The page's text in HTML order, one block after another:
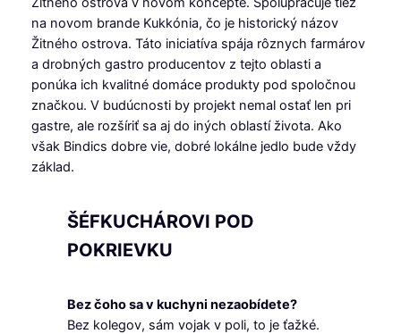
na novom brande Kukkónia, čo je historický názov
Žitného ostrova. Táto iniciatíva spája rôznych farmárov
a drobných gastro producentov z tejto oblasti a
ponúka ich kvalitné domáce produkty pod spoločnou
značkou. V budúcnosti by projekt nemal ostať len pri
gastre, ale rozšíriť sa aj do iných oblastí života. Ako
však Bindics dobre vie, dobré lokálne jedlo bude vždy
základ.
ŠÉFKUCHÁROVI POD
POKRIEVKU
Bez čoho sa v kuchyni nezaobídete?
Bez kolegov, sám vojak v poli, to je ťažké.